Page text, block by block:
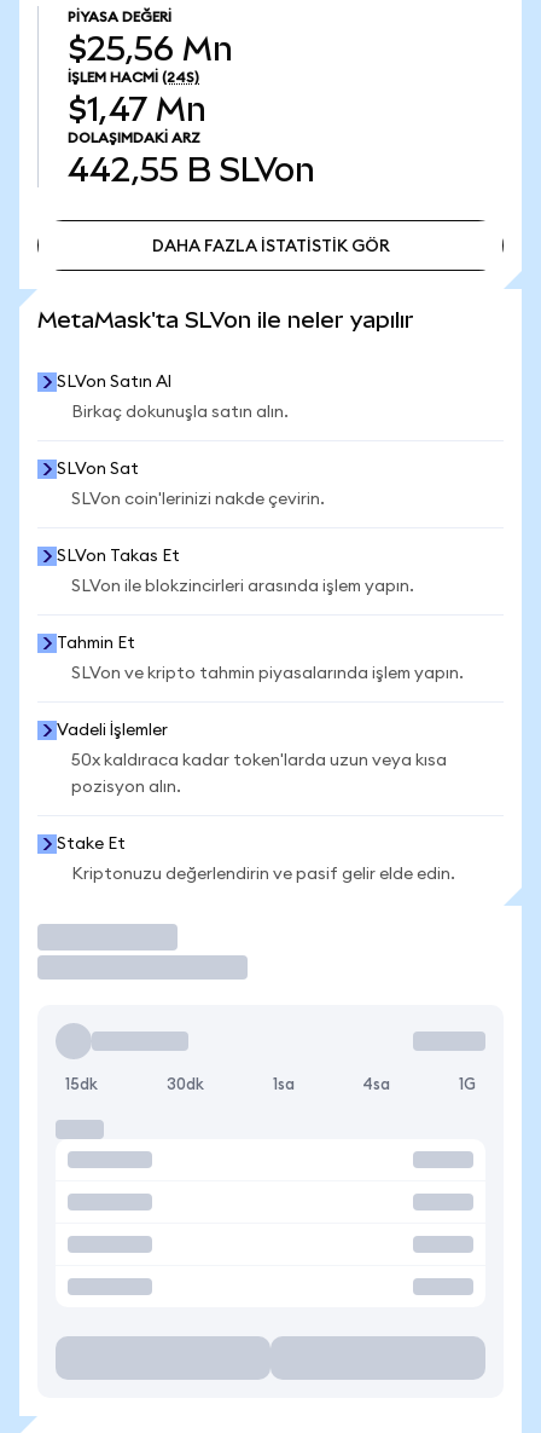
PIYASA DEĞERI
$25,56 Mn
İŞLEM HACMI (24S)
$1,47 Mn
DOLAŞIMDAKI ARZ
442,55 B SLVon
DAHA FAZLA İSTATİSTİK GÖR
MetaMask'ta SLVon ile neler yapılır
SLVon Satın Al
Birkaç dokunuşla satın alın.
SLVon Sat
SLVon coin'lerinizi nakde çevirin.
SLVon Takas Et
SLVon ile blokzincirleri arasında işlem yapın.
Tahmin Et
SLVon ve kripto tahmin piyasalarında işlem yapın.
Vadeli İşlemler
50x kaldıraca kadar token'larda uzun veya kısa
pozisyon alın.
Stake Et
Kriptonuzu değerlendirin ve pasif gelir elde edin.
15dk 30dk 1sa 4sa 1G